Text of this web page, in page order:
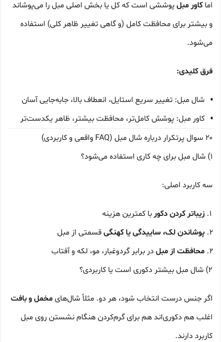
اما کاور مبلپوششی است که کل یا بخش اصلی مبل را می‌پوشاند
و بیشتر برای محافظت کامل (و گاهی تغییر ظاهر کلی) استفاده
می‌شود.
فرق کلیدی:
شال مبل: تغییر سریع استایل، انعطاف بالا، جابه‌جایی آسان
کاور مبل: پوشش کامل‌تر، محافظت بیشتر، ظاهر یکدست‌تر
۲۰ سوال پرتکرار درباره شال مبل (FAQ واقعی و کاربردی)
1) شال مبل برای چه کاری استفاده می‌شود؟
سه کاربرد اصلی:
زیباتر کردن دکوربا کمترین هزینه
پوشاندن لک، ساییدگی یا کهنگیقسمتی از مبل
محافظت از مبل در برابر گردوغبار، مو، لکه و آفتاب
2) شال مبل بیشتر دکوری است یا کاربردی؟
اگر جنس درست انتخاب شود، هر دو. مثلاً شال‌هایمخمل و بافت
اغلب هم دکوری‌اند هم برای گرم‌کردن هنگام نشستن روی مبل
کاربرد دارند.